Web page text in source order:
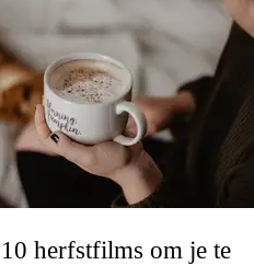
10 herfstfilms om je te